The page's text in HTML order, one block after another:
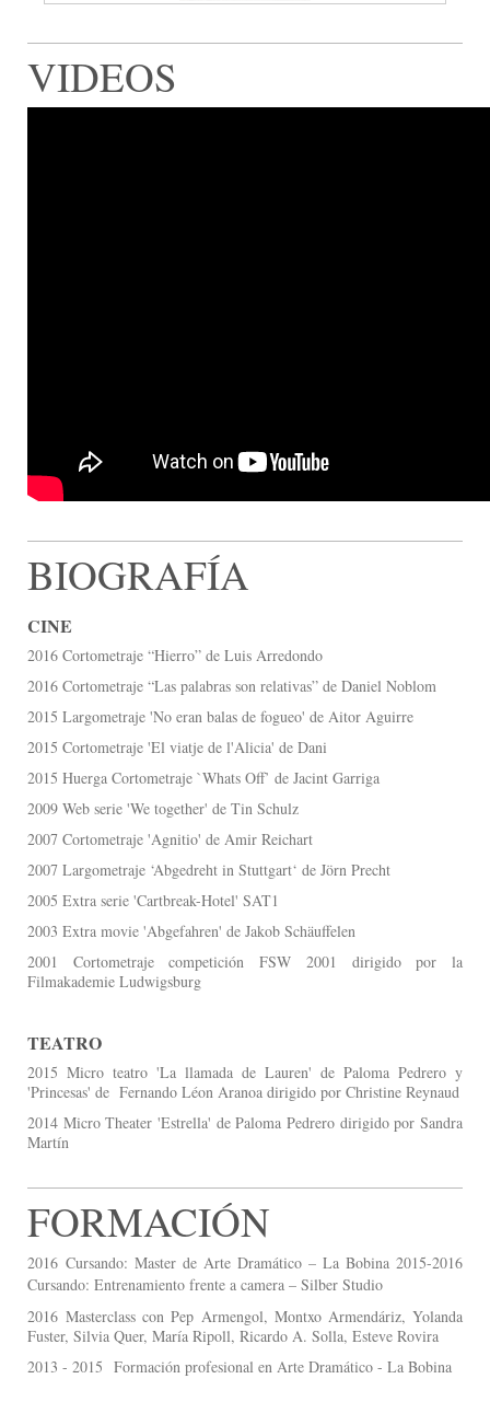
VIDEOS
BIOGRAFÍA
CINE
2016 Cortometraje “Hierro” de Luis Arredondo
2016 Cortometraje “Las palabras son relativas” de Daniel Noblom
2015 Largometraje 'No eran balas de fogueo' de Aitor Aguirre
2015 Cortometraje 'El viatje de l'Alicia' de Dani
2015 Huerga Cortometraje `Whats Off’ de Jacint Garriga
2009 Web serie 'We together' de Tin Schulz
2007 Cortometraje 'Agnitio' de Amir Reichart
2007 Largometraje ‘Abgedreht in Stuttgart‘ de Jörn Precht
2005 Extra serie 'Cartbreak-Hotel' SAT1
2003 Extra movie 'Abgefahren' de Jakob Schäuffelen
2001 Cortometraje competición FSW 2001 dirigido por la
Filmakademie Ludwigsburg
TEATRO
2015 Micro teatro 'La llamada de Lauren' de Paloma Pedrero y
'Princesas' de Fernando Léon Aranoa dirigido por Christine Reynaud
2014 Micro Theater 'Estrella' de Paloma Pedrero dirigido por Sandra
Martín
FORMACIÓN
2016 Cursando: Master de Arte Dramático – La Bobina 2015-2016
Cursando: Entrenamiento frente a camera – Silber Studio
2016 Masterclass con Pep Armengol, Montxo Armendáriz, Yolanda
Fuster, Silvia Quer, María Ripoll, Ricardo A. Solla, Esteve Rovira
2013 - 2015 Formación profesional en Arte Dramático - La Bobina